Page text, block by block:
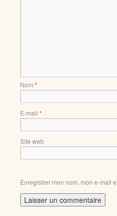
Nom *
E-mail *
Site web
Enregistrer mon nom, mon e-mail